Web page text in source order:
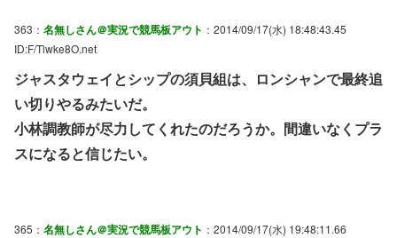
363： 名無しさん＠実況で競馬板アウト ：2014/09/17(水) 18:48:43.45
ID:F/Tlwke8O.net
ジャスタウェイとシップの須貝組は、ロンシャンで最終追
い切りやるみたいだ。
小林調教師が尽力してくれたのだろうか。間違いなくプラ
スになると信じたい。
365： 名無しさん＠実況で競馬板アウト ：2014/09/17(水) 19:48:11.66